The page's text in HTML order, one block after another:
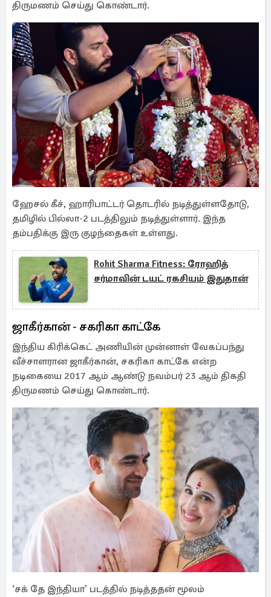
திருமணம் செய்து கொண்டார்.
ஹேசல் கீச், ஹாரிபாட்டர் தொடரில் நடித்துள்ளதோடு,
தமிழில் பில்லா-2 படத்திலும் நடித்துள்ளார். இந்த
தம்பதிக்கு இரு குழந்தைகள் உள்ளது.
Rohit Sharma Fitness: ரோஹித்
சர்மாவின் டயட் ரகசியம் இதுதான்
ஜாகீர்கான் - சகரிகா காட்கே
இந்திய கிரிக்கெட் அணியின் முன்னாள் வேகப்பந்து
வீச்சாளரான ஜாகீர்கான், சகரிகா காட்கே என்ற
நடிகையை 2017 ஆம் ஆண்டு நவம்பர் 23 ஆம் திகதி
திருமணம் செய்து கொண்டார்.
‘சக் தே இந்தியா’ படத்தில் நடித்ததன் மூலம்